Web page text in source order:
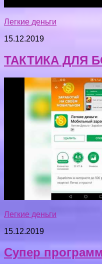
Легкие деньги
15.12.2019
ТАКТИКА ДЛЯ
Легкие деньги
15.12.2019
Супер